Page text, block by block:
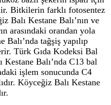
Bitkilerin farklı fotosentez
Balı Kestane Balı’nın ve
arasındaki orandan yola
Balı’nda tağşiş yapılıp
Türk Gıda Kodeksi Bal
Balı’nda C13 bal
işlem sonucunda C4
Köyceğiz Balı Kestane